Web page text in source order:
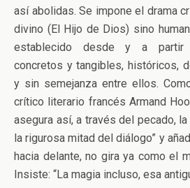
así abolidas. Se impone el drama
divino (El Hijo de Dios) sino
establecido desde y a partir
concretos y tangibles, históricos,
y sin semejanza entre ellos.
crítico literario francés Armand
asegura así, a través del pecado,
la rigurosa mitad del diálogo” y
hacia delante, no gira ya como el
Insiste: “La magia incluso, esa